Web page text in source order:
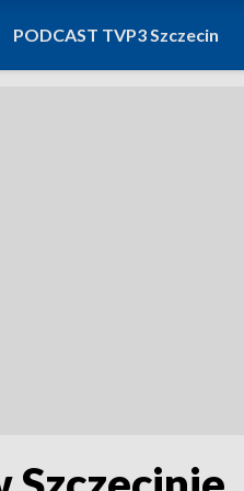
PODCAST TVP3 Szczecin